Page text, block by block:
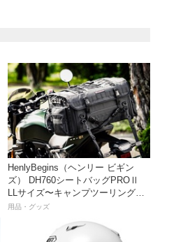
HenlyBegins（ヘンリー ビギン
ズ） DH760シートバッグPROⅡ
LLサイズ〜キャンプツーリングに
も安心の大容量ツアーバッグ〜
用品・グッズ